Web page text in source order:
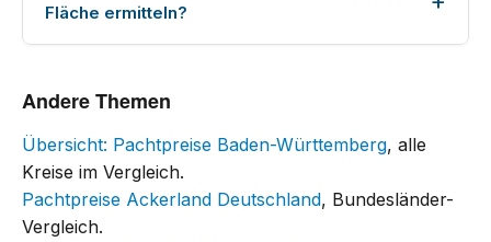
Fläche ermitteln?
Andere Themen
Übersicht: Pachtpreise Baden-Württemberg, alle
Kreise im Vergleich.
Pachtpreise Ackerland Deutschland, Bundesländer-
Vergleich.